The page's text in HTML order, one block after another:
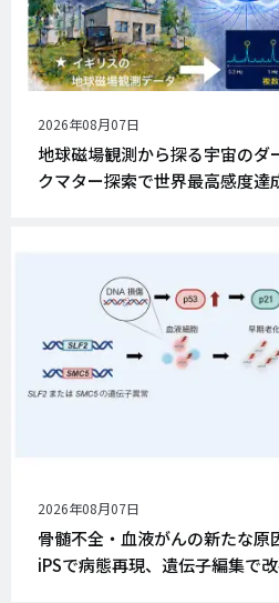
公
開
日
2026年08月07日
地球磁場観測から探る宇宙の
クマター探索で世界最高感度
公
開
日
2026年08月07日
骨髄不全・血液がんの新たな
iPSで病態再現、遺伝子編集で